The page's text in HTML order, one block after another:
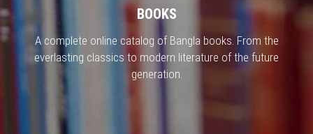
BOOKS
A complete online catalog of Bangla books. From the
everlasting classics to modern literature of the future
generation.